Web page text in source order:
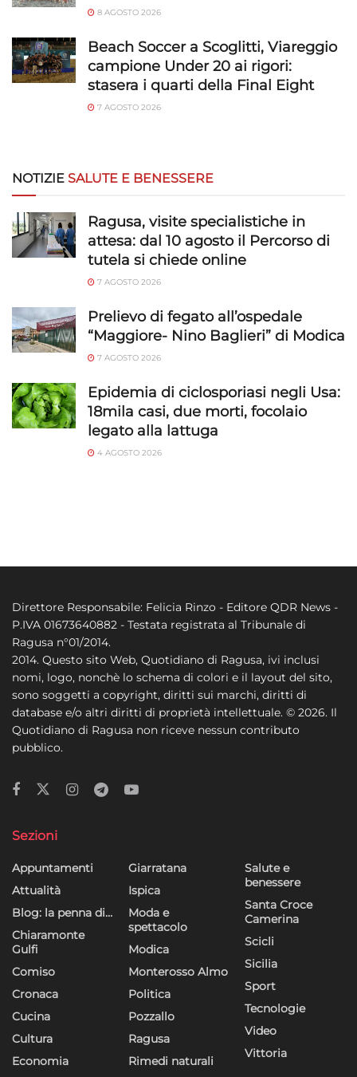
8 AGOSTO 2026
Beach Soccer a Scoglitti, Viareggio
campione Under 20 ai rigori:
stasera i quarti della Final Eight
7 AGOSTO 2026
NOTIZIE SALUTE E BENESSERE
Ragusa, visite specialistiche in
attesa: dal 10 agosto il Percorso di
tutela si chiede online
7 AGOSTO 2026
Prelievo di fegato all’ospedale
“Maggiore- Nino Baglieri” di Modica
7 AGOSTO 2026
Epidemia di ciclosporiasi negli Usa:
18mila casi, due morti, focolaio
legato alla lattuga
4 AGOSTO 2026
Direttore Responsabile: Felicia Rinzo - Editore QDR News -
P.IVA 01673640882 - Testata registrata al Tribunale di
Ragusa n°01/2014.
2014. Questo sito Web, Quotidiano di Ragusa, ivi inclusi
nomi, logo, nonchè lo schema di colori e il layout del sito,
sono soggetti a copyright, diritti sui marchi, diritti di
database e/o altri diritti di proprietà intellettuale. © 2026. Il
Quotidiano di Ragusa non riceve nessun contributo
pubblico.
Sezioni
Appuntamenti
Attualità
Blog: la penna di…
Chiaramonte
Gulfi
Comiso
Cronaca
Cucina
Cultura
Economia
Giarratana
Ispica
Moda e
spettacolo
Modica
Monterosso Almo
Politica
Pozzallo
Ragusa
Rimedi naturali
Salute e
benessere
Santa Croce
Camerina
Scicli
Sicilia
Sport
Tecnologie
Video
Vittoria